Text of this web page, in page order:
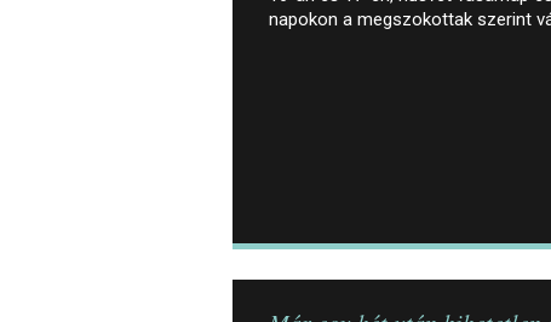
napokon a megszokottak szerint